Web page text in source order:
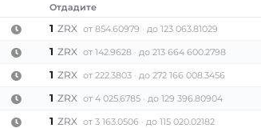
Отдадите
1 ZRX от 854.60979 до 123 063.81029
1 ZRX от 142.9628 до 213 664 600.2798
1 ZRX от 222.3803 до 272 166 008.3456
1 ZRX от 4 025.6785 до 129 396.80904
1 ZRX от 3 163.0506 до 115 020.02182